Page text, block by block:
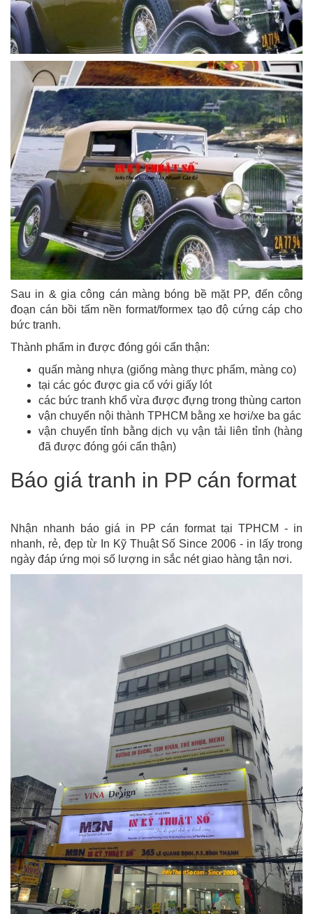
Sau in & gia công cán màng bóng bề mặt PP, đến công
đoạn cán bồi tấm nền format/formex tạo độ cứng cáp cho
bức tranh.
Thành phẩm in được đóng gói cẩn thận:
quấn màng nhựa (giống màng thực phẩm, màng co)
tại các góc được gia cố với giấy lót
các bức tranh khổ vừa được đựng trong thùng carton
vận chuyển nội thành TPHCM bằng xe hơi/xe ba gác
vận chuyển tỉnh bằng dịch vụ vận tải liên tỉnh (hàng
đã được đóng gói cẩn thận)
Báo giá tranh in PP cán format
Nhận nhanh báo giá in PP cán format tại TPHCM - in
nhanh, rẻ, đẹp từ In Kỹ Thuật Số Since 2006 - in lấy trong
ngày đáp ứng mọi số lượng in sắc nét giao hàng tận nơi.